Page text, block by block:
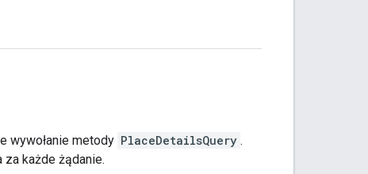
wywołanie metody PlaceDetailsQuery .
za każde żądanie.